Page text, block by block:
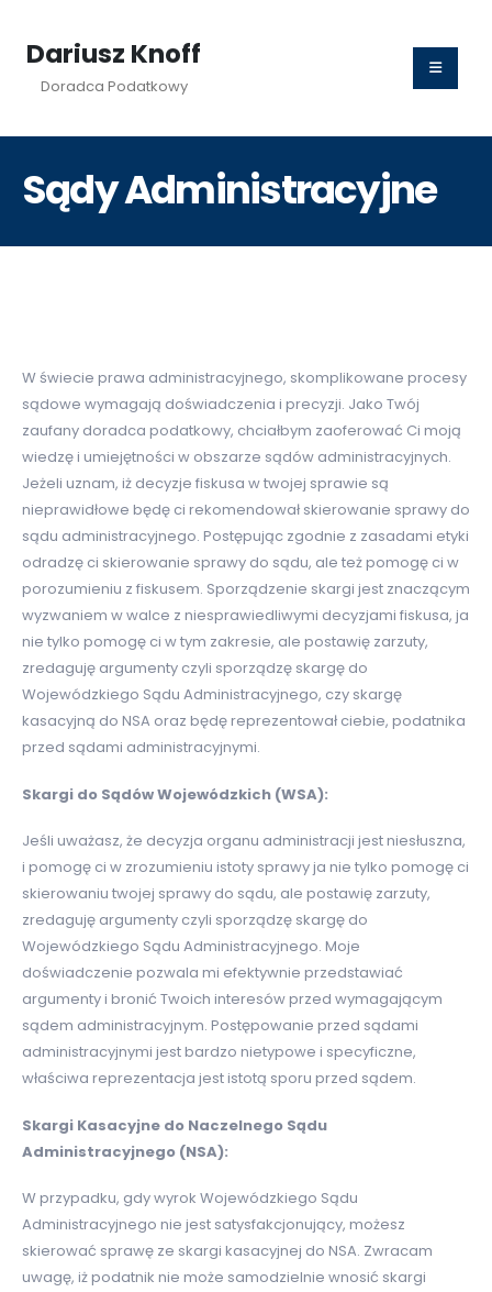
Dariusz Knoff
Doradca Podatkowy
Sądy Administracyjne
W świecie prawa administracyjnego, skomplikowane procesy
sądowe wymagają doświadczenia i precyzji. Jako Twój
zaufany doradca podatkowy, chciałbym zaoferować Ci moją
wiedzę i umiejętności w obszarze sądów administracyjnych.
Jeżeli uznam, iż decyzje fiskusa w twojej sprawie są
nieprawidłowe będę ci rekomendował skierowanie sprawy do
sądu administracyjnego. Postępując zgodnie z zasadami etyki
odradzę ci skierowanie sprawy do sądu, ale też pomogę ci w
porozumieniu z fiskusem. Sporządzenie skargi jest znaczącym
wyzwaniem w walce z niesprawiedliwymi decyzjami fiskusa, ja
nie tylko pomogę ci w tym zakresie, ale postawię zarzuty,
zredaguję argumenty czyli sporządzę skargę do
Wojewódzkiego Sądu Administracyjnego, czy skargę
kasacyjną do NSA oraz będę reprezentował ciebie, podatnika
przed sądami administracyjnymi.
Skargi do Sądów Wojewódzkich (WSA):
Jeśli uważasz, że decyzja organu administracji jest niesłuszna,
i pomogę ci w zrozumieniu istoty sprawy ja nie tylko pomogę ci
skierowaniu twojej sprawy do sądu, ale postawię zarzuty,
zredaguję argumenty czyli sporządzę skargę do
Wojewódzkiego Sądu Administracyjnego. Moje
doświadczenie pozwala mi efektywnie przedstawiać
argumenty i bronić Twoich interesów przed wymagającym
sądem administracyjnym. Postępowanie przed sądami
administracyjnymi jest bardzo nietypowe i specyficzne,
właściwa reprezentacja jest istotą sporu przed sądem.
Skargi Kasacyjne do Naczelnego Sądu
Administracyjnego (NSA):
W przypadku, gdy wyrok Wojewódzkiego Sądu
Administracyjnego nie jest satysfakcjonujący, możesz
skierować sprawę ze skargi kasacyjnej do NSA. Zwracam
uwagę, iż podatnik nie może samodzielnie wnosić skargi